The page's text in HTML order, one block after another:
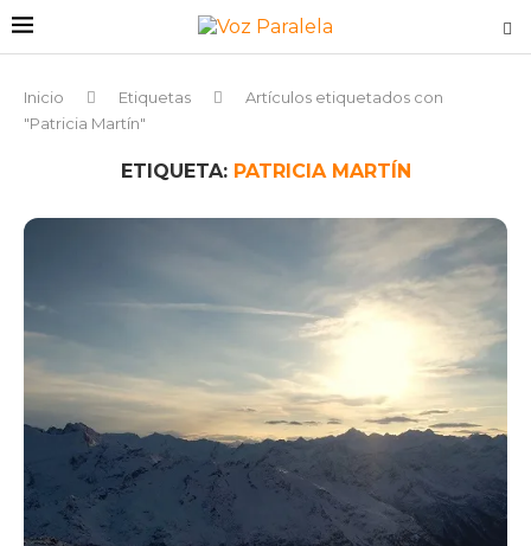
Inicio Etiquetas
Artículos etiquetados con
"Patricia Martín"
ETIQUETA: PATRICIA MARTÍN